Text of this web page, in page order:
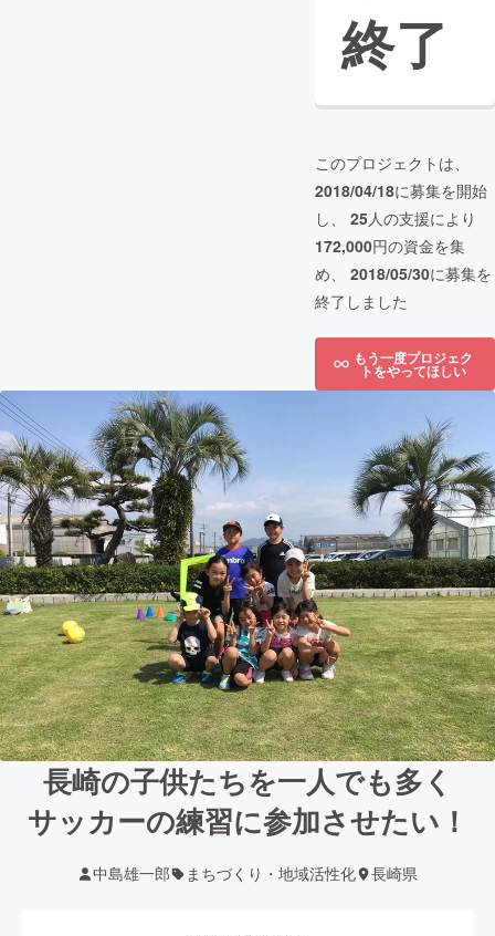
終了
このプロジェクトは、
2018/04/18に募集を開始
し、 25人の支援により
172,000円の資金を集
め、 2018/05/30に募集を
終了しました
もう一度プロジェク
トをやってほしい
長崎の子供たちを一人でも多く
サッカーの練習に参加させたい！
中島雄一郎 まちづくり・地域活性化 長崎県